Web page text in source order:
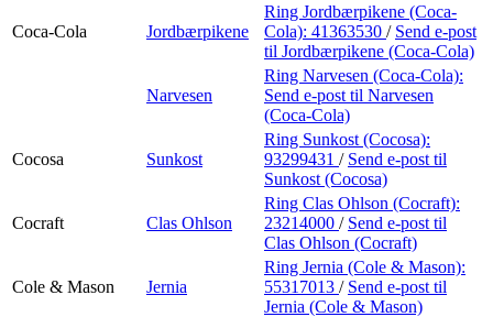
Coca-Cola Jordbærpikene
Ring Jordbærpikene (Coca-
Cola): 41363530 / Send e-post
til Jordbærpikene (Coca-Cola)
Narvesen
Ring Narvesen (Coca-Cola):
Send e-post til Narvesen
(Coca-Cola)
Cocosa Sunkost
Ring Sunkost (Cocosa):
93299431 / Send e-post til
Sunkost (Cocosa)
Cocraft Clas Ohlson
Ring Clas Ohlson (Cocraft):
23214000 / Send e-post til
Clas Ohlson (Cocraft)
Cole & Mason Jernia
Ring Jernia (Cole & Mason):
55317013 / Send e-post til
Jernia (Cole & Mason)